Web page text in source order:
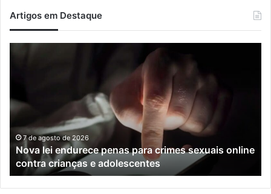
Artigos em Destaque
para
crimes
sexuais
online
contra
crianças
e
adolescentes
7 de agosto de 2026
Nova lei endurece penas para crimes sexuais online
contra crianças e adolescentes